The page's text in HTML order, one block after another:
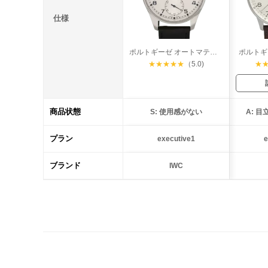
仕様
ポルトギーゼ オートマティック 40
★★★★★ （5.0)
ポルト
★
商品状態 S: 使用感がない A: 目
プラン executive1
ブランド IWC